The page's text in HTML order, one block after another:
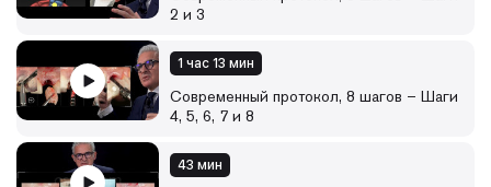
• применить концепцию «все и сразу» для одиночных
2 и 3
1 час 13 мин
Современный протокол, 8 шагов – Шаги
4, 5, 6, 7 и 8
43 мин